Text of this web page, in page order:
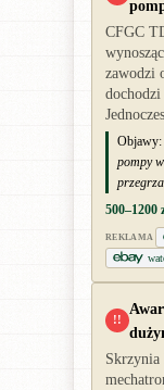
CFGC
zawodzi
dochodzi
Objawy:
pompy
500–1200
REKLAMA
!!
Skrzynia